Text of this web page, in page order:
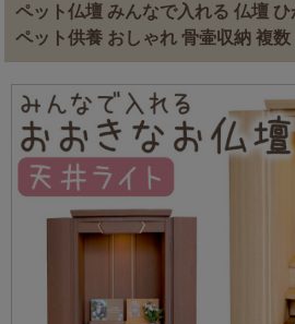
ペット仏壇 みんなで入れる 仏壇
ペット供養 おしゃれ 骨壷収納 複数